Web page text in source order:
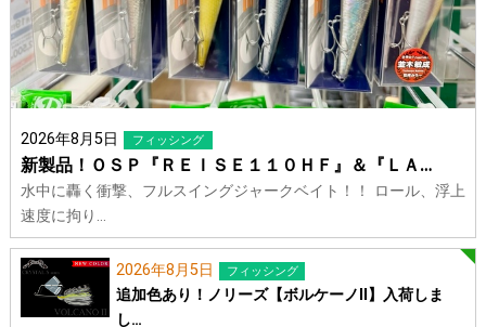
2026年8月5日 フィッシング
新製品！ＯＳＰ『ＲＥＩＳＥ１１０ＨＦ』＆『ＬＡ…
水中に轟く衝撃、フルスイングジャークベイト！！ ロール、浮上
速度に拘り…
2026年8月5日 フィッシング
追加色あり！ノリーズ【ボルケーノⅡ】入荷しま
し…